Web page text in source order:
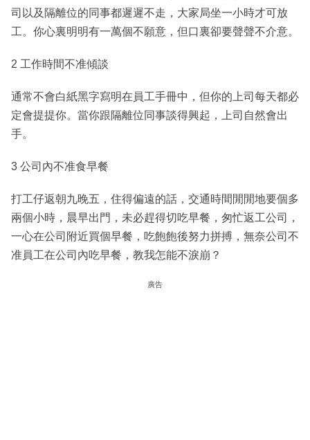
司以及隔離位的同事都遲遲不走，大家局坐一小時才可放
工。你心裏明明有一萬個不願意，但口裏卻要聲聲不介意。
2 工作時間不准傾談
通常不會白紙黑字寫明在員工手冊中，但你的上司每天都必
定會提提你。當你跟隔離位同事談得興起，上司自然會出
手。
3 公司內不准食早餐
打工仔返朝九晚五，住得偏遠的話，交通時間閒閒地要個多
兩個小時，晨早出門，未必趕得切吃早餐，匆忙返工公司，
一心在公司附近買個早餐，吃飽飽後努力拼搏，無奈公司不
准員工在公司內吃早餐，教我怎能不淚崩？
廣告